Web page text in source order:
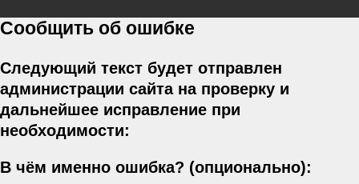
Сообщить об ошибке
Следующий текст будет отправлен
администрации сайта на проверку и
дальнейшее исправление при
необходимости:
В чём именно ошибка? (опционально):